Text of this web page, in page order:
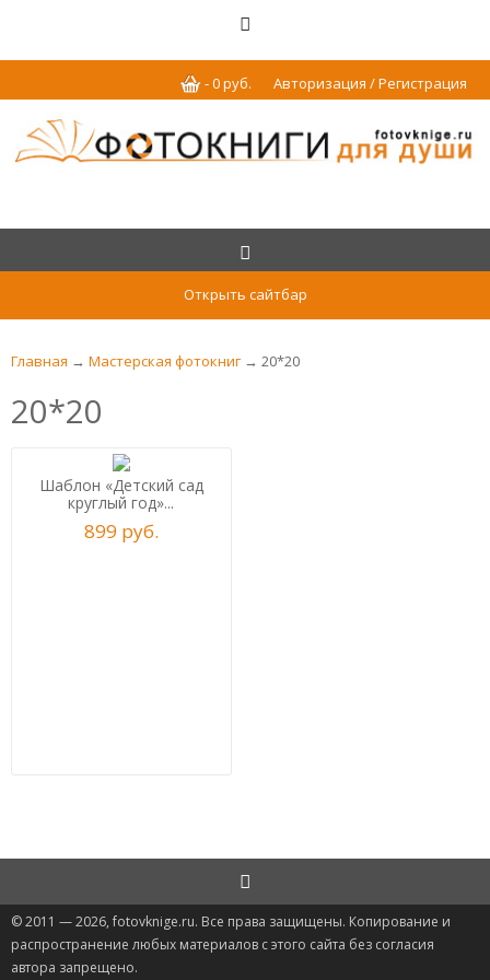
Авторизация / Регистрация
-0руб.
Открыть сайтбар
Главная → Мастерская фотокниг → 20*20
20*20
Шаблон «Детский сад
круглый год»...
899 руб.
© 2011 — 2026, fotovknige.ru. Все права защищены. Копирование и
распространение любых материалов с этого сайта без согласия
автора запрещено.